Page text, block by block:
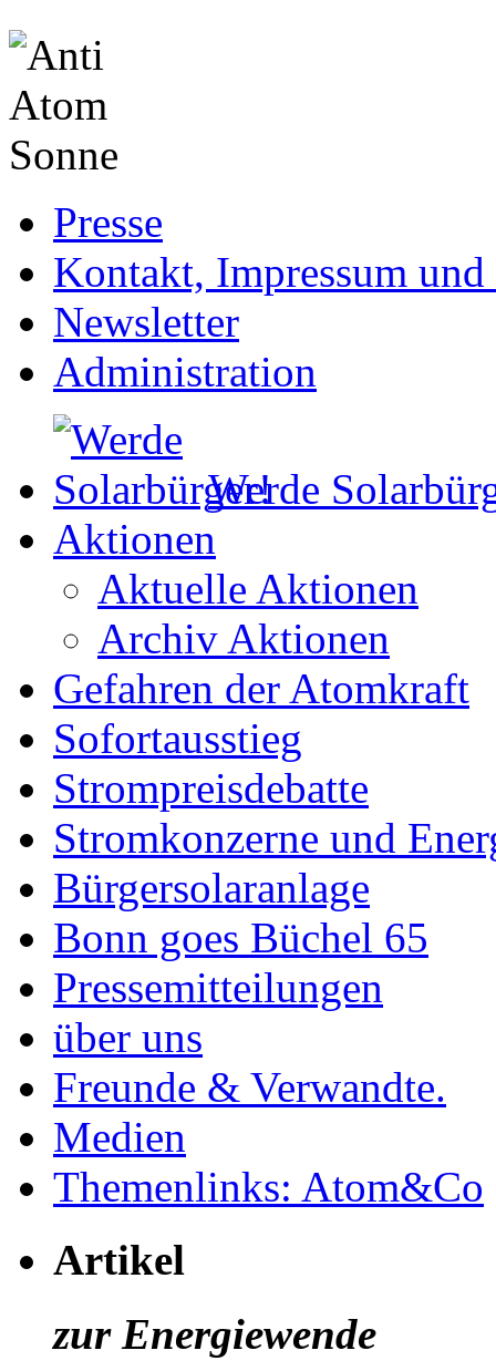
Presse
Kontakt, Impressum
Newsletter
Administration
Werde
Aktionen
Aktuelle Aktionen
Archiv Aktionen
Gefahren der Atomkraft
Sofortausstieg
Strompreisdebatte
Stromkonzerne und
Bürgersolaranlage
Bonn goes Büchel 65
Pressemitteilungen
über uns
Freunde & Verwandte.
Medien
Themenlinks: Atom&Co
Artikel
zur Energiewende